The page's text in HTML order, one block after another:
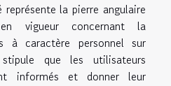
la pierre angulaire
vigueur concernant la
à caractère personnel sur
que les utilisateurs
informés et donner leur